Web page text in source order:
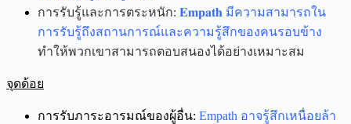
การรับรู้และการตระหนัก: 𝐄𝐦𝐩𝐚𝐭𝐡 มีความสามารถใน
การรับรู้ถึงสถานการณ์และความรู้สึกของคนรอบข้าง
ทำให้พวกเขาสามารถตอบสนองได้อย่างเหมาะสม
จุดด้อย
การรับภาระอารมณ์ของผู้อื่น: Empath อาจรู้สึกเหนื่อยล้า